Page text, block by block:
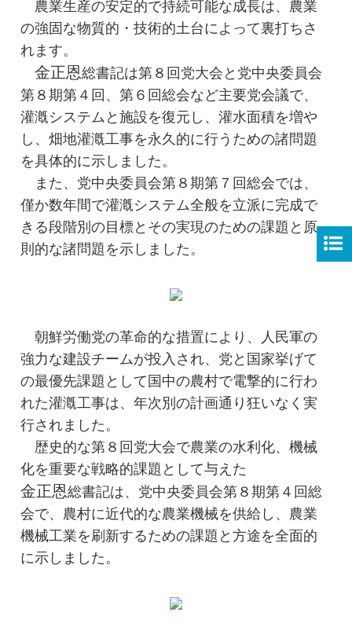
農業生産の安定的で持続可能な成長は、農業
の強固な物質的・技術的土台によって裏打ちさ
れます。
金正恩総書記は第８回党大会と党中央委員会
第８期第４回、第６回総会など主要党会議で、
灌漑システムと施設を復元し、灌水面積を増や
し、畑地灌漑工事を永久的に行うための諸問題
を具体的に示しました。
また、党中央委員会第８期第７回総会では、
僅か数年間で灌漑システム全般を立派に完成で
きる段階別の目標とその実現のための課題と原
則的な諸問題を示しました。
朝鮮労働党の革命的な措置により、人民軍の
強力な建設チームが投入され、党と国家挙げて
の最優先課題として国中の農村で電撃的に行わ
れた灌漑工事は、年次別の計画通り狂いなく実
行されました。
歴史的な第８回党大会で農業の水利化、機械
化を重要な戦略的課題として与えた
金正恩総書記は、党中央委員会第８期第４回総
会で、農村に近代的な農業機械を供給し、農業
機械工業を刷新するための課題と方途を全面的
に示しました。